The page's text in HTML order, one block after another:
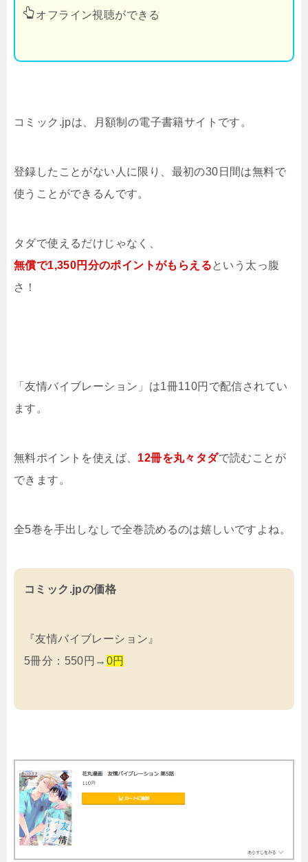
オフライン視聴ができる
コミック.jpは、月額制の電子書籍サイトです。
登録したことがない人に限り、最初の30日間は無料で
使うことができるんです。
タダで使えるだけじゃなく、
無償で1,350円分のポイントがもらえるという太っ腹
さ！
「友情バイブレーション」は1冊110円で配信されてい
ます。
無料ポイントを使えば、 12冊を丸々タダで読むことが
できます。
全5巻を手出しなしで全巻読めるのは嬉しいですよね。
コミック.jpの価格
『友情バイブレーション』
5冊分：550円→ 0円